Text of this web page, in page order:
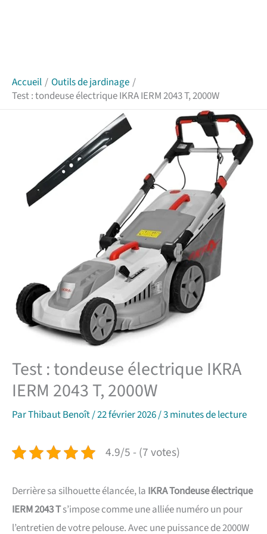
Accueil
Outils de jardinage
Test : tondeuse électrique IKRA IERM 2043 T, 2000W
Test : tondeuse électrique IKRA
IERM 2043 T, 2000W
ParThibaut Benoît/22 février 2026/3 minutes de lecture
4.9/5 - (7 votes)
Derrière sa silhouette élancée, la IKRA Tondeuse électrique
IERM 2043 Ts’impose comme une alliée numéro un pour
l’entretien de votre pelouse. Avec une puissance de 2000W